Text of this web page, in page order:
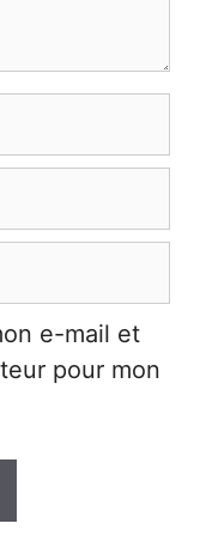
e-mail et
pour mon